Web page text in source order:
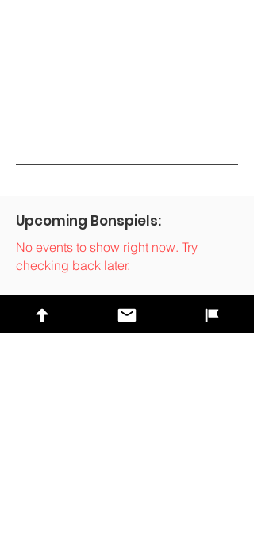
Upcoming Bonspiels:
No events to show right now. Try
checking back later.
Previous Next